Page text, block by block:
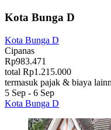
Kota Bunga D
Kota Bunga D
Cipanas
Rp983.471
total Rp1.215.000
termasuk pajak & biaya
5 Sep - 6 Sep
Kota Bunga D